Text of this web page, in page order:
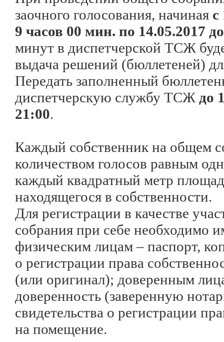
заочного голосования, начиная с
9 часов 00 мин. по 14.05.2017
минут в диспетчерской ТСЖ
выдача решений (бюллетеней)
Передать заполненный
диспетчерскую службу ТСЖ до
21:00.
Каждый собственник на общем
количеством голосов равным
каждый квадратный метр
находящегося в собственности.
Для регистрации в качестве
собрания при себе необходимо
физическим лицам – паспорт,
о регистрации права
(или оригинал); доверенным
доверенность (заверенную
свидетельства о регистрации
на помещение.